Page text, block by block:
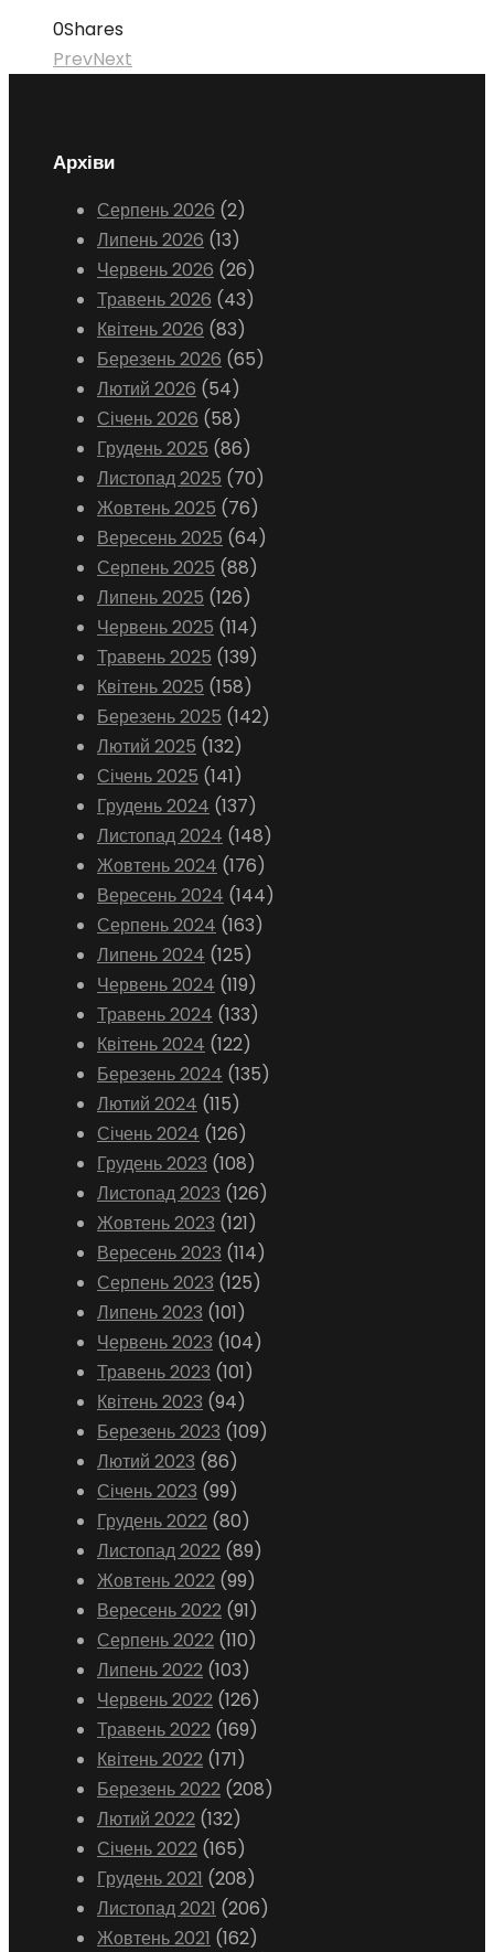
0Shares
PrevNext
Архіви
Серпень 2026 (2)
Липень 2026 (13)
Червень 2026 (26)
Травень 2026 (43)
Квітень 2026 (83)
Березень 2026 (65)
Лютий 2026 (54)
Січень 2026 (58)
Грудень 2025 (86)
Листопад 2025 (70)
Жовтень 2025 (76)
Вересень 2025 (64)
Серпень 2025 (88)
Липень 2025 (126)
Червень 2025 (114)
Травень 2025 (139)
Квітень 2025 (158)
Березень 2025 (142)
Лютий 2025 (132)
Січень 2025 (141)
Грудень 2024 (137)
Листопад 2024 (148)
Жовтень 2024 (176)
Вересень 2024 (144)
Серпень 2024 (163)
Липень 2024 (125)
Червень 2024 (119)
Травень 2024 (133)
Квітень 2024 (122)
Березень 2024 (135)
Лютий 2024 (115)
Січень 2024 (126)
Грудень 2023 (108)
Листопад 2023 (126)
Жовтень 2023 (121)
Вересень 2023 (114)
Серпень 2023 (125)
Липень 2023 (101)
Червень 2023 (104)
Травень 2023 (101)
Квітень 2023 (94)
Березень 2023 (109)
Лютий 2023 (86)
Січень 2023 (99)
Грудень 2022 (80)
Листопад 2022 (89)
Жовтень 2022 (99)
Вересень 2022 (91)
Серпень 2022 (110)
Липень 2022 (103)
Червень 2022 (126)
Травень 2022 (169)
Квітень 2022 (171)
Березень 2022 (208)
Лютий 2022 (132)
Січень 2022 (165)
Грудень 2021 (208)
Листопад 2021 (206)
Жовтень 2021 (162)